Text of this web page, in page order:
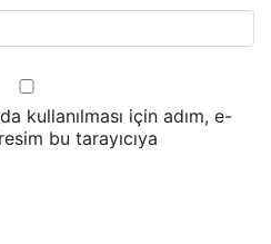
kullanılması için adım, e-
bu tarayıcıya